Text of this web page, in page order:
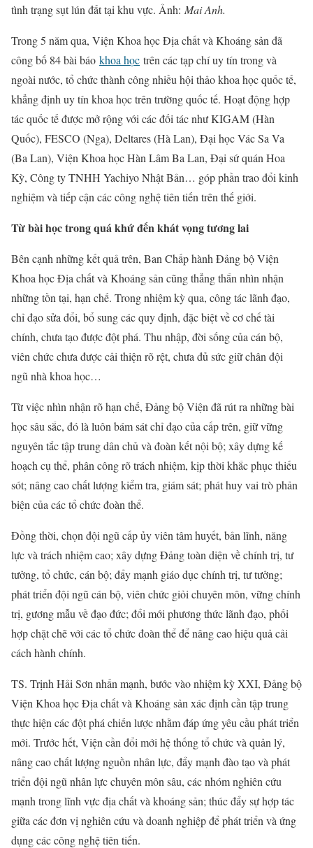
tình trạng sụt lún đất tại khu vực. Ảnh: Mai Anh.
Trong 5 năm qua, Viện Khoa học Địa chất và Khoáng sản đã
công bố 84 bài báo khoa học trên các tạp chí uy tín trong và
ngoài nước, tổ chức thành công nhiều hội thảo khoa học quốc tế,
khẳng định uy tín khoa học trên trường quốc tế. Hoạt động hợp
tác quốc tế được mở rộng với các đối tác như KIGAM (Hàn
Quốc), FESCO (Nga), Deltares (Hà Lan), Đại học Vác Sa Va
(Ba Lan), Viện Khoa học Hàn Lâm Ba Lan, Đại sứ quán Hoa
Kỳ, Công ty TNHH Yachiyo Nhật Bản… góp phần trao đổi kinh
nghiệm và tiếp cận các công nghệ tiên tiến trên thế giới.
Từ bài học trong quá khứ đến khát vọng tương lai
Bên cạnh những kết quả trên, Ban Chấp hành Đảng bộ Viện
Khoa học Địa chất và Khoáng sản cũng thẳng thắn nhìn nhận
những tồn tại, hạn chế. Trong nhiệm kỳ qua, công tác lãnh đạo,
chỉ đạo sửa đổi, bổ sung các quy định, đặc biệt về cơ chế tài
chính, chưa tạo được đột phá. Thu nhập, đời sống của cán bộ,
viên chức chưa được cải thiện rõ rệt, chưa đủ sức giữ chân đội
ngũ nhà khoa học…
Từ việc nhìn nhận rõ hạn chế, Đảng bộ Viện đã rút ra những bài
học sâu sắc, đó là luôn bám sát chỉ đạo của cấp trên, giữ vững
nguyên tắc tập trung dân chủ và đoàn kết nội bộ; xây dựng kế
hoạch cụ thể, phân công rõ trách nhiệm, kịp thời khắc phục thiếu
sót; nâng cao chất lượng kiểm tra, giám sát; phát huy vai trò phản
biện của các tổ chức đoàn thể.
Đồng thời, chọn đội ngũ cấp ủy viên tâm huyết, bản lĩnh, năng
lực và trách nhiệm cao; xây dựng Đảng toàn diện về chính trị, tư
tưởng, tổ chức, cán bộ; đẩy mạnh giáo dục chính trị, tư tưởng;
phát triển đội ngũ cán bộ, viên chức giỏi chuyên môn, vững chính
trị, gương mẫu về đạo đức; đổi mới phương thức lãnh đạo, phối
hợp chặt chẽ với các tổ chức đoàn thể để nâng cao hiệu quả cải
cách hành chính.
TS. Trịnh Hải Sơn nhấn mạnh, bước vào nhiệm kỳ XXI, Đảng bộ
Viện Khoa học Địa chất và Khoáng sản xác định cần tập trung
thực hiện các đột phá chiến lược nhằm đáp ứng yêu cầu phát triển
mới. Trước hết, Viện cần đổi mới hệ thống tổ chức và quản lý,
nâng cao chất lượng nguồn nhân lực, đẩy mạnh đào tạo và phát
triển đội ngũ nhân lực chuyên môn sâu, các nhóm nghiên cứu
mạnh trong lĩnh vực địa chất và khoáng sản; thúc đẩy sự hợp tác
giữa các đơn vị nghiên cứu và doanh nghiệp để phát triển và ứng
dụng các công nghệ tiên tiến.